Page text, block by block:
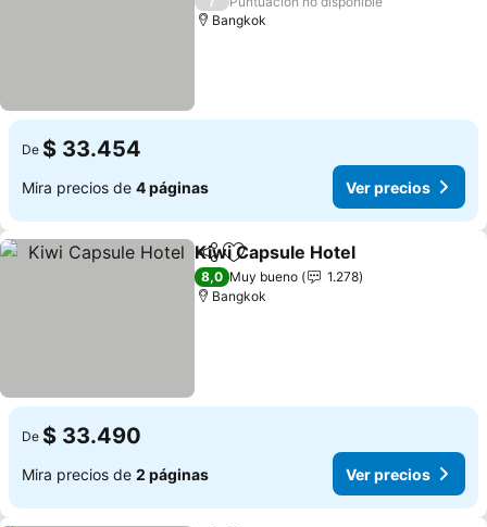
Bangkok
De $ 33.454
Mira precios de 4 páginas Ver precios
CompartirAgregar a favoritos
Kiwi Capsule Hotel
8,0 Muy bueno
1.278
Bangkok
De $ 33.490
Mira precios de 2 páginas Ver precios